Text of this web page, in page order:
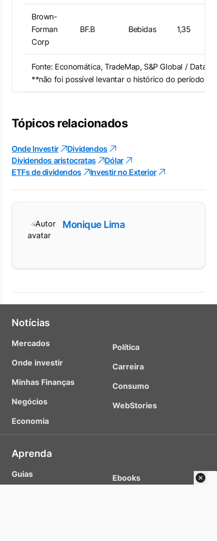
Brown-
Forman
Corp
BF.B Bebidas 1,35
Fonte: Economática, TradeMap, S&P Global / Data
**não foi possível levantar o histórico do período
Tópicos relacionados
Onde Investir
Dividendos
Dividendos aristocratas
Dólar
ETFs de dividendos
Investir no Exterior
Monique Lima
Notícias
Mercados
Onde investir
Minhas Finanças
Negócios
Economia
Política
Carreira
Consumo
WebStories
Aprenda
Guias
Ebooks